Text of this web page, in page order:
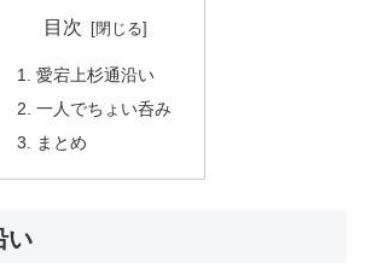
目次
愛宕上杉通沿い
一人でちょい呑み
まとめ
い